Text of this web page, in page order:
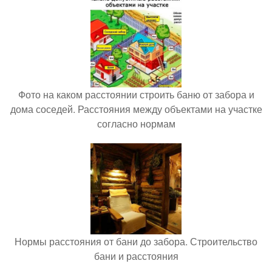
Фото на каком расстоянии строить баню от забора и
дома соседей. Расстояния между объектами на участке
согласно нормам
Нормы расстояния от бани до забора. Строительство
бани и расстояния